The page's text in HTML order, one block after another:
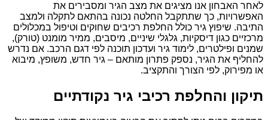
לאחר האבחון אנו מציגים את מצב הגיר ומסבירים את
האפשרויות, כך שתתקבל החלטה נכונה בהתאם לתקלה ולמצב
התיבה. שיפוץ גיר כולל החלפת רכיבים שחוקים וטיפול במכלולים
מרכזיים כגון דיסקיות, גלגלי שיניים, מיסבים, ממיר מומנט (טורק),
שמנים ופילטרים, לימוד גיר ועדכון תוכנה לפי דגם הרכב. אם נדרש
להחליף את הגיר, נספק פתרון מותאם – גיר חדש, משופץ, מיבוא
או מפירוק, לפי הצורך והתקציב.
תיקון והחלפת רכיבי גיר נקודתיים